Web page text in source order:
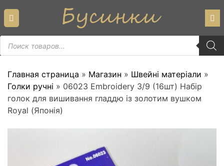
content
Пошук
товарів
Главная страница » Магазин » Швейні матеріали »
Голки ручні » 06023 Embroidery 3/9 (16шт) Набір
голок для вишивання гладдю із золотим вушком
Royal (Японія)